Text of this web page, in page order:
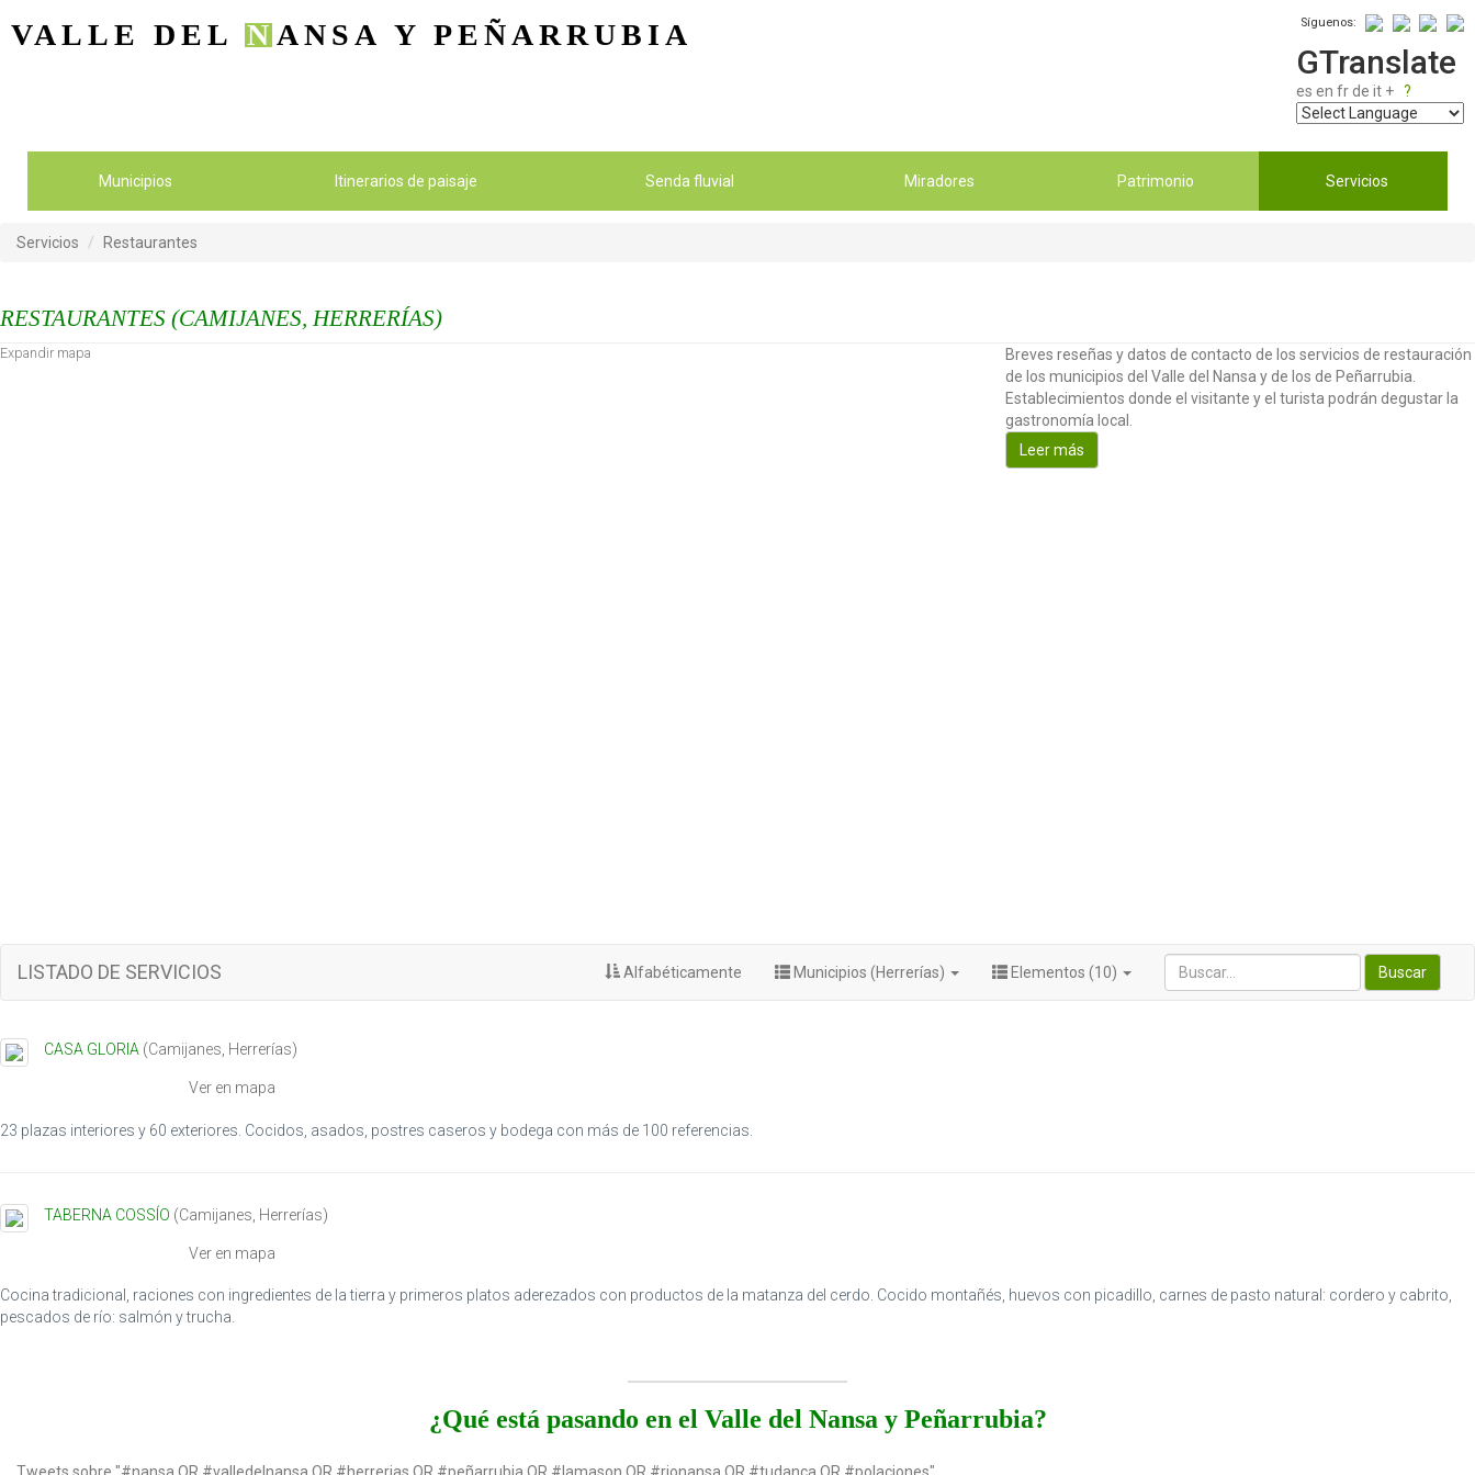
VALLE DEL NANSA Y PEÑARRUBIA Síguenos:
GTranslate
es en fr de it + ?
Municipios Itinerarios de paisaje Senda fluvial Miradores Patrimonio Servicios
Servicios Restaurantes
RESTAURANTES (CAMIJANES, HERRERÍAS)
Expandir mapa
Breves reseñas y datos de contacto de los servicios de restauración
de los municipios del Valle del Nansa y de los de Peñarrubia.
Establecimientos donde el visitante y el turista podrán degustar la
gastronomía local.
Leer más
LISTADO DE SERVICIOS Buscar
Alfabéticamente Municipios (Herrerías) Elementos (10)
CASA GLORIA (Camijanes Herrerías)
Ver en mapa
23 plazas interiores y 60 exteriores. Cocidos, asados, postres caseros y bodega con más de 100 referencias.
TABERNA COSSÍO (Camijanes Herrerías)
Ver en mapa
Cocina tradicional, raciones con ingredientes de la tierra y primeros platos aderezados con productos de la matanza del cerdo. Cocido montañés, huevos con picadillo, carnes de pasto natural: cordero y cabrito,
pescados de río: salmón y trucha.
¿Qué está pasando en el Valle del Nansa y Peñarrubia?